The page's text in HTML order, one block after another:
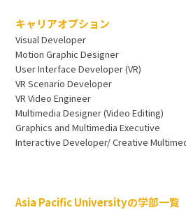
キャリアオプション
Visual Developer
Motion Graphic Designer
User Interface Developer (VR)
VR Scenario Developer
VR Video Engineer
Multimedia Designer (Video Editing)
Graphics and Multimedia Executive
Interactive Developer/ Creative
Asia Pacific Universityの学部一覧